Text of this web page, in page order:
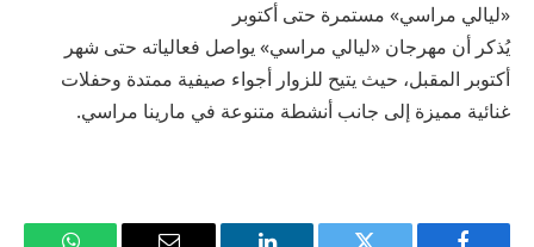
«ليالي مراسي» مستمرة حتى أكتوبر
يُذكر أن مهرجان «ليالي مراسي» يواصل فعالياته حتى شهر
أكتوبر المقبل، حيث يتيح للزوار أجواء صيفية ممتدة وحفلات
غنائية مميزة إلى جانب أنشطة متنوعة في مارينا مراسي.